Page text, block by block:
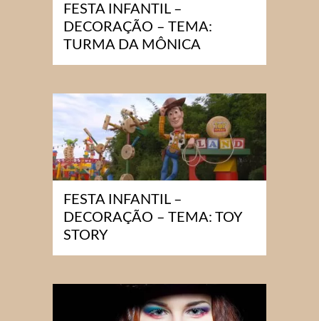
FESTA INFANTIL –
DECORAÇÃO – TEMA:
TURMA DA MÔNICA
FESTA INFANTIL –
DECORAÇÃO – TEMA: TOY
STORY